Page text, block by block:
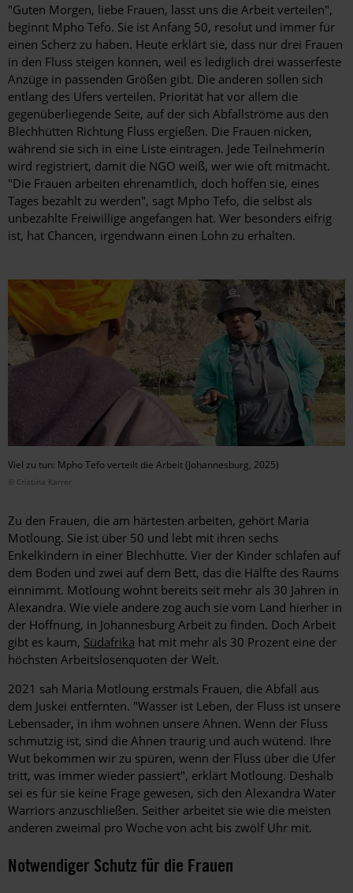
"Guten Morgen, liebe Frauen, lasst uns die Arbeit verteilen",
beginnt Mpho Tefo. Sie ist Anfang 50, resolut und immer für
einen Scherz zu haben. Heute erklärt sie, dass nur drei Frauen
in den Fluss steigen können, weil es lediglich drei wasserfeste
Anzüge in passenden Größen gibt. Die anderen sollen sich
entlang des Ufers verteilen. Priorität hat vor allem die
gegenüberliegende Seite, auf der sich Abfallströme aus den
Blechhütten Richtung Fluss ergießen. Die Frauen nicken,
während sie sich in eine Liste eintragen. Jede Teilnehmerin
wird registriert, damit die NGO weiß, wer wie oft mitmacht.
"Die Frauen arbeiten ehrenamtlich, doch hoffen sie, eines
Tages bezahlt zu werden", sagt Mpho Tefo, die selbst als
unbezahlte Freiwillige angefangen hat. Wer besonders eifrig
ist, hat Chancen, irgendwann einen Lohn zu erhalten.
Viel zu tun: Mpho Tefo verteilt die Arbeit (Johannesburg, 2025)
© Cristina Karrer
Zu den Frauen, die am härtesten arbeiten, gehört Maria
Motloung. Sie ist über 50 und lebt mit ihren sechs
Enkelkindern in einer Blechhütte. Vier der Kinder schlafen auf
dem Boden und zwei auf dem Bett, das die Hälfte des Raums
einnimmt. Motloung wohnt bereits seit mehr als 30 Jahren in
Alexandra. Wie viele andere zog auch sie vom Land hierher in
der Hoffnung, in Johannesburg Arbeit zu finden. Doch Arbeit
gibt es kaum, Südafrika hat mit mehr als 30 Prozent eine der
höchsten Arbeitslosenquoten der Welt.
2021 sah Maria Motloung erstmals Frauen, die Abfall aus
dem Juskei entfernten. "Wasser ist Leben, der Fluss ist unsere
Lebensader, in ihm wohnen unsere Ahnen. Wenn der Fluss
schmutzig ist, sind die Ahnen traurig und auch wütend. Ihre
Wut bekommen wir zu spüren, wenn der Fluss über die Ufer
tritt, was immer wieder passiert", erklärt Motloung. Deshalb
sei es für sie keine Frage gewesen, sich den Alexandra Water
Warriors anzuschließen. Seither arbeitet sie wie die meisten
anderen zweimal pro Woche von acht bis zwölf Uhr mit.
Notwendiger Schutz für die Frauen